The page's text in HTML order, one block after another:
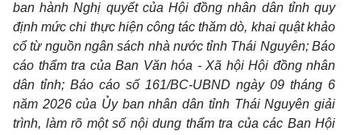
ban hành Nghị quyết của Hội đồng nhân dân tỉnh quy
định mức chi thực hiện công tác thăm dò, khai quật khảo
cổ từ nguồn ngân sách nhà nước tỉnh Thái Nguyên; Báo
cáo thẩm tra của Ban Văn hóa - Xã hội Hội đồng nhân
dân tỉnh; Báo cáo số 161/BC-UBND ngày 09 tháng 6
năm 2026 của Ủy ban nhân dân tỉnh Thái Nguyên giải
trình, làm rõ một số nội dung thẩm tra của các Ban Hội